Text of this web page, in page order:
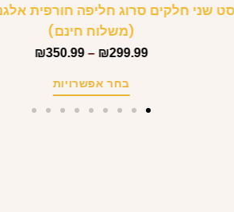
סט שני חלקים סרוג חליפה חורפית
(משלוח חינם)
₪299.99
–
₪350.99
בחר אפשרויות